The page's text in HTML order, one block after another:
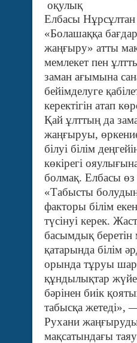
Елбасы Нұрсұлтан
«Болашаққа
жаңғыру» атты
мемлекет пен
заман ағымына
бейімделуге
керектігін атап
Қай ұлттың да
жаңғыруы,
білуі білім
көкірегі
болмақ. Елбасы өз
«Табысты болудың
факторы білім
түсінуі керек.
басымдық беретін
қатарында білім
орында тұруы
құндылықтар
бәрінен биік
табысқа жетеді»,
Рухани
мақсатындағы